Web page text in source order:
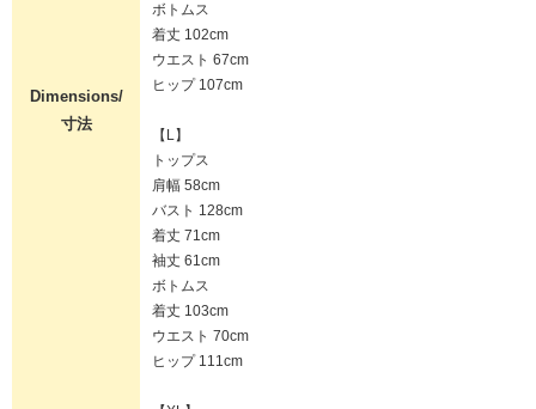
Dimensions/
寸法
ボトムス
着丈 102cm
ウエスト 67cm
ヒップ 107cm
【L】
トップス
肩幅 58cm
バスト 128cm
着丈 71cm
袖丈 61cm
ボトムス
着丈 103cm
ウエスト 70cm
ヒップ 111cm